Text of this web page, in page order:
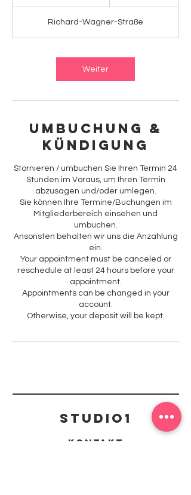
d
1
M
i
n
Richard-Wagner-Straße
Weiter
Umbuchung &
Kündigung
Stornieren / umbuchen Sie Ihren Termin 24
Stunden im Voraus, um Ihren Termin
abzusagen und/oder umlegen.
Sie können Ihre Termine/Buchungen im
Mitgliederbereich einsehen und
umbuchen.
Ansonsten behalten wir uns die Anzahlung
ein.
Your appointment must be canceled or
reschedule at least 24 hours before your
appointment.
Appointments can be changed in your
account.
Otherwise, your deposit will be kept.
Studio1
Kontakt